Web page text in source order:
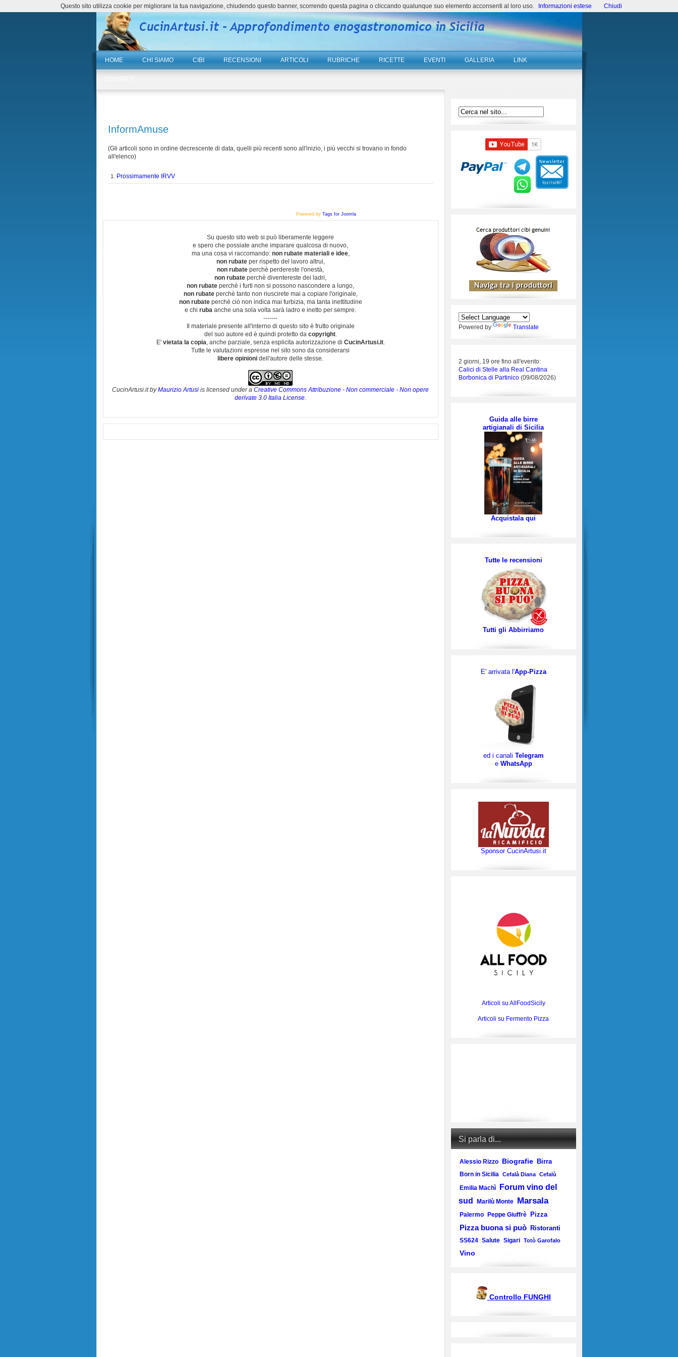
HOME CHI SIAMO CIBI RECENSIONI ARTICOLI RUBRICHE RICETTE EVENTI GALLERIA LINK
InformAmuse
(Gli articoli sono in ordine decrescente di data, quelli più recenti sono all'inizio, i più vecchi si trovano in fondo
all'elenco)
1. Prossimamente IRVV
Powered by Tags for Joomla
Su questo sito web si può liberamente leggere
e spero che possiate anche imparare qualcosa di nuovo,
ma una cosa vi raccomando: non rubate materiali e idee,
non rubateper rispetto del lavoro altrui,
non rubate perchè perdereste l'onestà,
non rubate perchè diventereste dei ladri,
non rubate perchè i furti non si possono nascondere a lungo,
non rubateperchè tanto non riuscirete mai a copiare l'originale,
non rubateperchè ciò non indica mai furbizia, ma tanta inettitudine
e chi ruba anche una sola volta sarà ladro e inetto per sempre.
-------
Il materiale presente all'interno di questo sito è frutto originale
del suo autore ed è quindi protetto da copyright.
E' vietata la copia, anche parziale, senza esplicita autorizzazione di CucinArtusi.it.
Tutte le valutazioni espresse nel sito sono da considerarsi
libere opinioni dell'autore delle stesse.
CucinArtusi.itbyMaurizio Artusi is licensed under a Creative Commons Attribuzione - Non commerciale - Non opere
derivate 3.0 Italia License.
Powered by Translate
2 giorni, 19 ore fino all'evento:
Calici di Stelle alla Real Cantina
Borbonica di Partinico (09/08/2026)
Guida alle birre
artigianali di Sicilia
Acquistala qui
Tutte le recensioni
Tutti gli Abbirriamo
E' arrivata l'App-Pizza
ed i canali Telegram
e WhatsApp
Sponsor CucinArtusi.it
Articoli su AllFoodSicily
Articoli su Fermento Pizza
Si parla di...
Alessio Rizzo Biografie Birra
Born in Sicilia Cefalà Diana Cefalù
Emilia Machì
Forum vino del
sud
Marilù Monte Marsala
Palermo Peppe Giuffrè Pizza
Pizza buona si può Ristoranti
SS624 Salute Sigari Totò Garofalo
Vino
Controllo FUNGHI
Questo sito utilizza cookie per migliorare la tua navigazione, chiudendo questo banner, scorrendo questa pagina o cliccando qualunque suo elemento acconsenti al loro uso. Informazioni estese Chiudi